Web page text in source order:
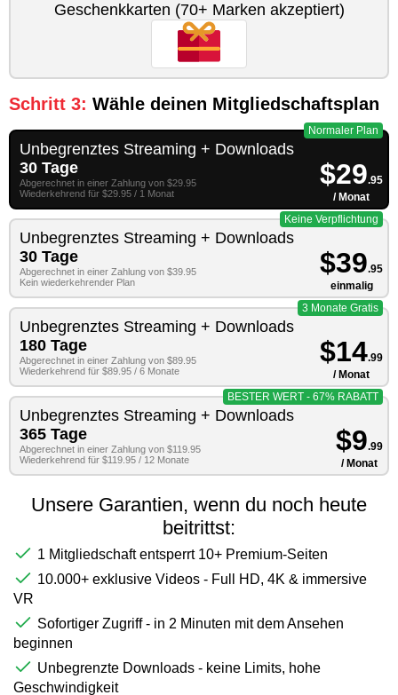
Geschenkkarten (70+ Marken akzeptiert)
Schritt 3: Wähle deinen Mitgliedschaftsplan
Unbegrenztes Streaming + Downloads
30 Tage
Abgerechnet in einer Zahlung von $29.95
Wiederkehrend für $29.95 / 1 Monat
$29.95
/ Monat
Normaler Plan
Unbegrenztes Streaming + Downloads
30 Tage
Abgerechnet in einer Zahlung von $39.95
Kein wiederkehrender Plan
$39.95
einmalig
Keine Verpflichtung
Unbegrenztes Streaming + Downloads
180 Tage
Abgerechnet in einer Zahlung von $89.95
Wiederkehrend für $89.95 / 6 Monate
$14.99
/ Monat
3 Monate Gratis
Unbegrenztes Streaming + Downloads
365 Tage
Abgerechnet in einer Zahlung von $119.95
Wiederkehrend für $119.95 / 12 Monate
$9.99
/ Monat
BESTER WERT - 67% RABATT
Unsere Garantien, wenn du noch heute
beitrittst:
1 Mitgliedschaft entsperrt 10+ Premium-Seiten
10.000+ exklusive Videos - Full HD, 4K & immersive
VR
Sofortiger Zugriff - in 2 Minuten mit dem Ansehen
beginnen
Unbegrenzte Downloads - keine Limits, hohe
Geschwindigkeit